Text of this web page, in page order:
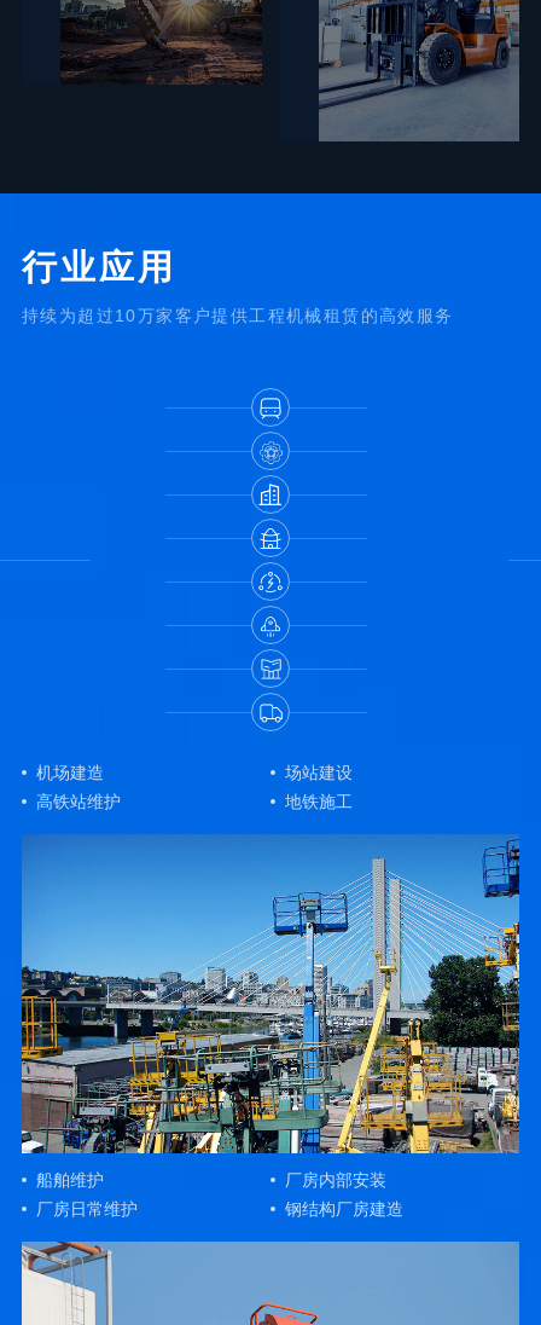
行业应用
持续为超过10万家客户提供工程机械租赁的高效服务
机场建造
场站建设
高铁站维护
地铁施工
船舶维护
厂房内部安装
厂房日常维护
钢结构厂房建造